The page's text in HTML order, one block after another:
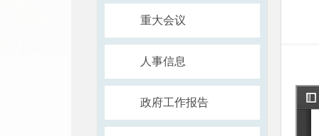
重大会议
人事信息
政府工作报告